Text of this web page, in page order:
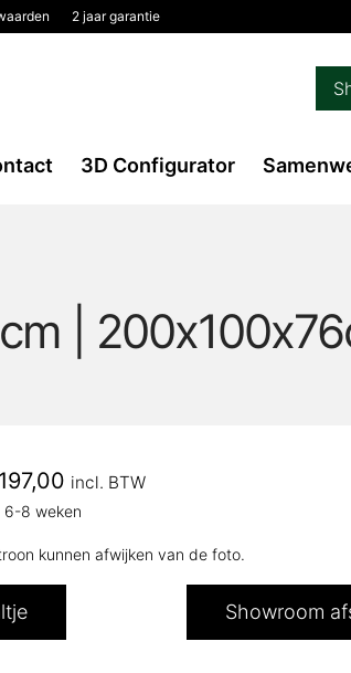
2 jaar garantie
3D Configurator
|
Huidige
prijs
is:
incl. BTW
6-8 weken
kunnen afwijken van de foto.
Showroom